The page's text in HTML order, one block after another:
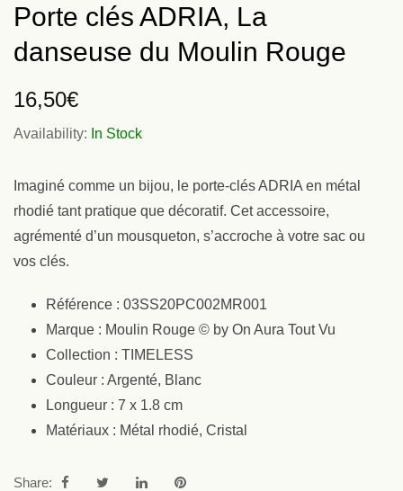
Porte clés ADRIA, La
danseuse du Moulin Rouge
16,50€
Availability: In Stock
Imaginé comme un bijou, le porte-clés ADRIA en métal
rhodié tant pratique que décoratif. Cet accessoire,
agrémenté d’un mousqueton, s’accroche à votre sac ou
vos clés.
Référence : 03SS20PC002MR001
Marque : Moulin Rouge © by On Aura Tout Vu
Collection : TIMELESS
Couleur : Argenté, Blanc
Longueur : 7 x 1.8 cm
Matériaux : Métal rhodié, Cristal
Share: